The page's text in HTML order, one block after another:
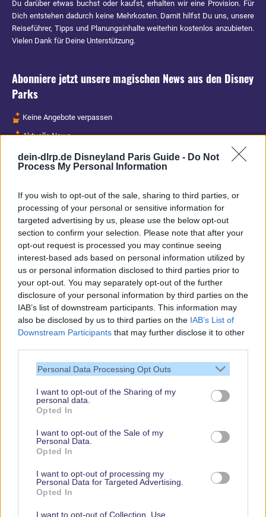
dein-dlrp.de Disneyland Paris Guide - Do Not
Process My Personal Information
If you wish to opt-out of the sale, sharing to third parties, or
processing of your personal or sensitive information for
targeted advertising by us, please use the below opt-out
section to confirm your selection. Please note that after your
opt-out request is processed you may continue seeing
interest-based ads based on personal information utilized by
us or personal information disclosed to third parties prior to
your opt-out. You may separately opt-out of the further
disclosure of your personal information by third parties on the
IAB’s list of downstream participants. This information may
also be disclosed by us to third parties on the IAB’s List of
Downstream Participants that may further disclose it to other
Personal Data Processing Opt Outs
I want to opt-out of the Sharing of my
personal data.
Opted In
I want to opt-out of the Sale of my
Personal Data.
Opted In
I want to opt-out of processing my
Personal Data for Targeted Advertising.
Opted In
I want to opt-out of Collection, Use,
Du darüber etwas buchst oder kaufst, erhalten wir eine Provision. Für
Dich entstehen dadurch keine Mehrkosten. Damit hilfst Du uns, unsere
Reiseführer, Tipps und Planungsinhalte weiterhin kostenlos anzubieten.
Vielen Dank für Deine Unterstützung.
Abonniere jetzt unsere magischen News aus den Disney
Parks
Keine Angebote verpassen
Aktuelle News
Spannende Lesetipps
Gratis und jederzeit kündbar
Vielen Dank,
dass Du unsere
Schau regelmäßig
Disneyland Paris & Walt Disney World und ist unabhängig von "The Walt
Disney Company", "EuroDisney S.C.A." oder deren Tochter- sowie
Partnerunternehmen.
* Affiliate-Links, ** Ausgewählte Anreisedaten, Hotels und Zimmerkategorien. Es